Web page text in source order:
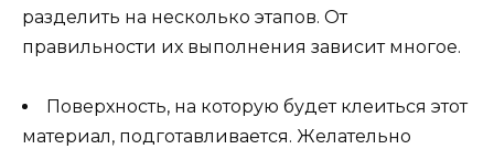
разделить на несколько этапов. От
правильности их выполнения зависит многое.
Поверхность, на которую будет клеиться этот
материал, подготавливается. Желательно